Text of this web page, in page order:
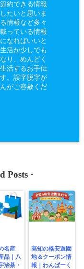
約できる情報
たいと思いま
情報など多々
っている情報
なればいいと
活が少しでも
り、めんどく
活するお手伝
。誤字脱字が
がご容赦くだ
Posts -
名産
品｜八
治茶・
高知の格安遊園
地＆クーポン情
報｜わんぱーく